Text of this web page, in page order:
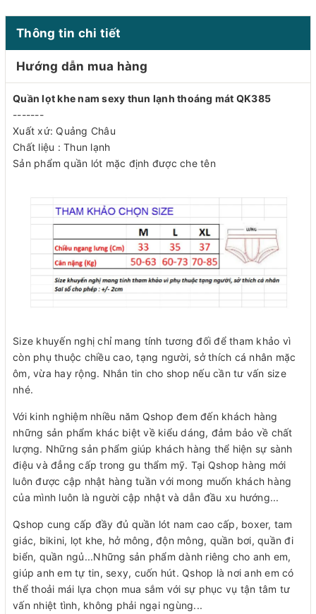
Thông tin chi tiết
Hướng dẫn mua hàng
Quần lọt khe nam sexy thun lạnh thoáng mát QK385
-------
Xuất xứ: Quảng Châu
Chất liệu : Thun lạnh
Sản phẩm quần lót mặc định được che tên
Size khuyến nghị chỉ mang tính tương đối để tham khảo vì
còn phụ thuộc chiều cao, tạng người, sở thích cá nhân mặc
ôm, vừa hay rộng. Nhắn tin cho shop nếu cần tư vấn size
nhé.
Với kinh nghiệm nhiều năm Qshop đem đến khách hàng
những sản phẩm khác biệt về kiểu dáng, đảm bảo về chất
lượng. Những sản phẩm giúp khách hàng thể hiện sự sành
điệu và đẳng cấp trong gu thẩm mỹ. Tại Qshop hàng mới
luôn được cập nhật hàng tuần với mong muốn khách hàng
của mình luôn là người cập nhật và dẫn đầu xu hướng...
Qshop cung cấp đầy đủ quần lót nam cao cấp, boxer, tam
giác, bikini, lọt khe, hở mông, độn mông, quần bơi, quần đi
biển, quần ngủ...Những sản phẩm dành riêng cho anh em,
giúp anh em tự tin, sexy, cuốn hút. Qshop là nơi anh em có
thể thoải mái lựa chọn mua sắm với sự phục vụ tận tâm tư
vấn nhiệt tình, không phải ngại ngùng...